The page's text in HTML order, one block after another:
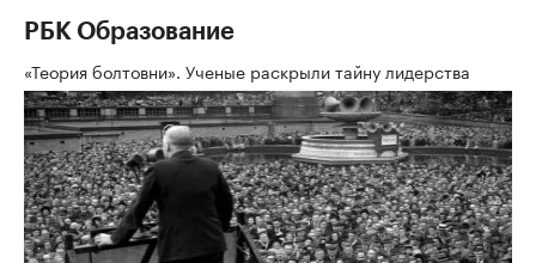
РБК Образование
«Теория болтовни». Ученые раскрыли тайну лидерства